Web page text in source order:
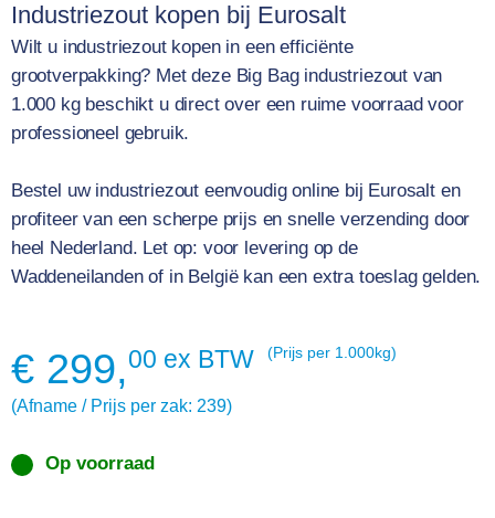
Industriezout kopen bij Eurosalt
Wilt u industriezout kopen in een efficiënte
grootverpakking? Met deze Big Bag industriezout van
1.000 kg beschikt u direct over een ruime voorraad voor
professioneel gebruik.
Bestel uw industriezout eenvoudig online bij Eurosalt en
profiteer van een scherpe prijs en snelle verzending door
heel Nederland. Let op: voor levering op de
Waddeneilanden of in België kan een extra toeslag gelden.
€ 299,00 ex BTW (Prijs per 1.000kg)
(Afname / Prijs per zak: 239)
Op voorraad